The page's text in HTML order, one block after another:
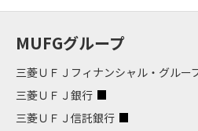
MUFGグループ
三菱ＵＦＪフィナンシャル・グルー
三菱ＵＦＪ銀行
三菱ＵＦＪ信託銀行